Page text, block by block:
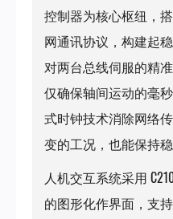
控制器为核心枢纽，搭
网通讯协议，构建起
对两台总线伺服的精
仅确保轴间运动的毫
式时钟技术消除网络
变的工况，也能保持
人机交互系统采用
的图形化作界面，支